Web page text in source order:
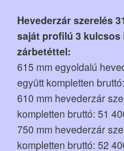
Hevederzár szerelés
saját profilú 3
zárbetéttel:
615 mm egyoldalú
együtt kompletten
610 mm hevederzár
kompletten bruttó: 51
750 mm hevederzár
kompletten bruttó: 52